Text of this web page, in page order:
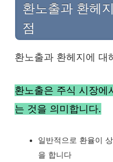
환노출과 환헤
점
환노출과 환헤지에 대
환노출은 주식 시장에
는 것을 의미합니다.
일반적으로 환율이
을 합니다